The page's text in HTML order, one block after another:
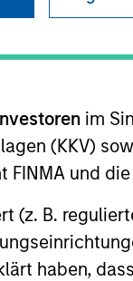
im
(KKV)
und
(z. B.
haben,
enabled
economics for
and e-waste,